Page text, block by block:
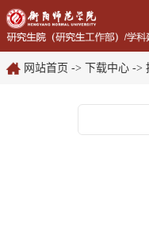
网站首页 -> 下载中心 ->